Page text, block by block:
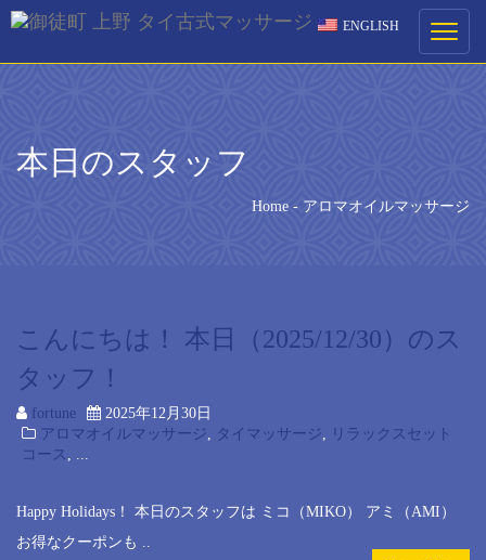
ENGLISH
Toggle
本日のスタッフ
Home - アロマオイルマッサージ
こんにちは！ 本日（2025/12/30）のス
タッフ！
fortune
2025年12月30日
アロマオイルマッサージ, タイマッサージ, リラックスセット
コース , ...
Happy Holidays！ 本日のスタッフは ミコ（MIKO） アミ（AMI）
お得なクーポンも ..
ご予約